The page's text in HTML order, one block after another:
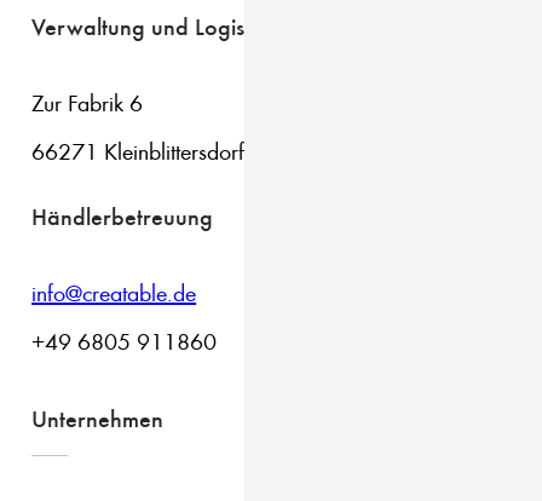
Verwaltung und Logistik
Zur Fabrik 6
66271 Kleinblittersdorf
Händlerbetreuung
info@creatable.de
+49 6805 911860
Unternehmen